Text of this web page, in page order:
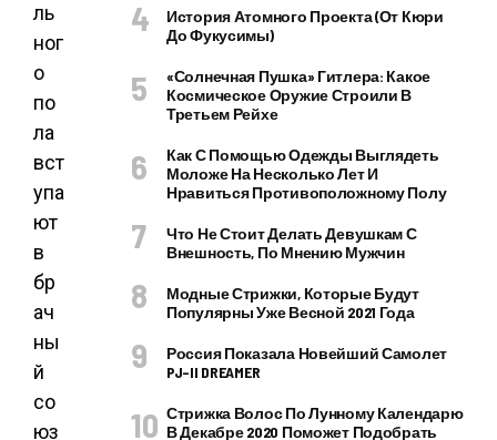
ль
ног
о
по
ла
вст
упа
ют
в
бр
ач
ны
й
со
юз
История Атомного Проекта (от Кюри
До Фукусимы)
«Солнечная Пушка» Гитлера: Какое
Космическое Оружие Строили В
Третьем Рейхе
Как С Помощью Одежды Выглядеть
Моложе На Несколько Лет И
Нравиться Противоположному Полу
Что Не Стоит Делать Девушкам С
Внешность, По Мнению Мужчин
Модные Стрижки, Которые Будут
Популярны Уже Весной 2021 Года
Россия Показала Новейший Самолет
PJ–II DREAMER
Стрижка Волос По Лунному Календарю
В Декабре 2020 Поможет Подобрать